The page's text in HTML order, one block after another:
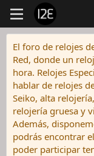
El foro de relojes
Red, donde un
hora. Relojes
hablar de relojes
Seiko, alta
relojería gruesa y
Además,
podrás encontrar
poder participar